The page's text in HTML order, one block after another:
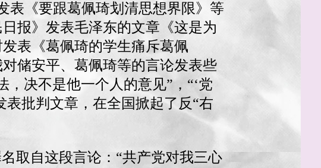
表《要跟葛佩琦划清思想界限》等
报》发表毛泽东的文章《这是为
表《葛佩琦的学生痛斥葛佩
储安平、葛佩琦等的言论发表些
决不是他一个人的意见”，“‘党
表批判文章，在全国掀起了反“右
取自这段言论：“共产党对我三心